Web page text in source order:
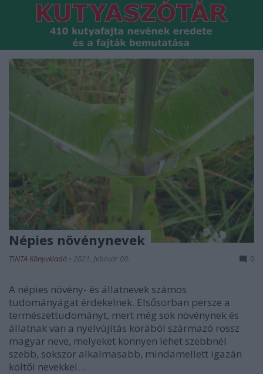
Népies növénynevek
TINTA Könyvkiadó • 2021. február 08. 0
A népies növény- és állatnevek számos
tudományágat érdekelnek. Elsősorban persze a
természettudományt, mert még sok növénynek és
állatnak van a nyelvújítás korából származó rossz
magyar neve, melyeket könnyen lehet szebbnél
szebb, sokszor alkalmasabb, mindamellett igazán
költői nevekkel…